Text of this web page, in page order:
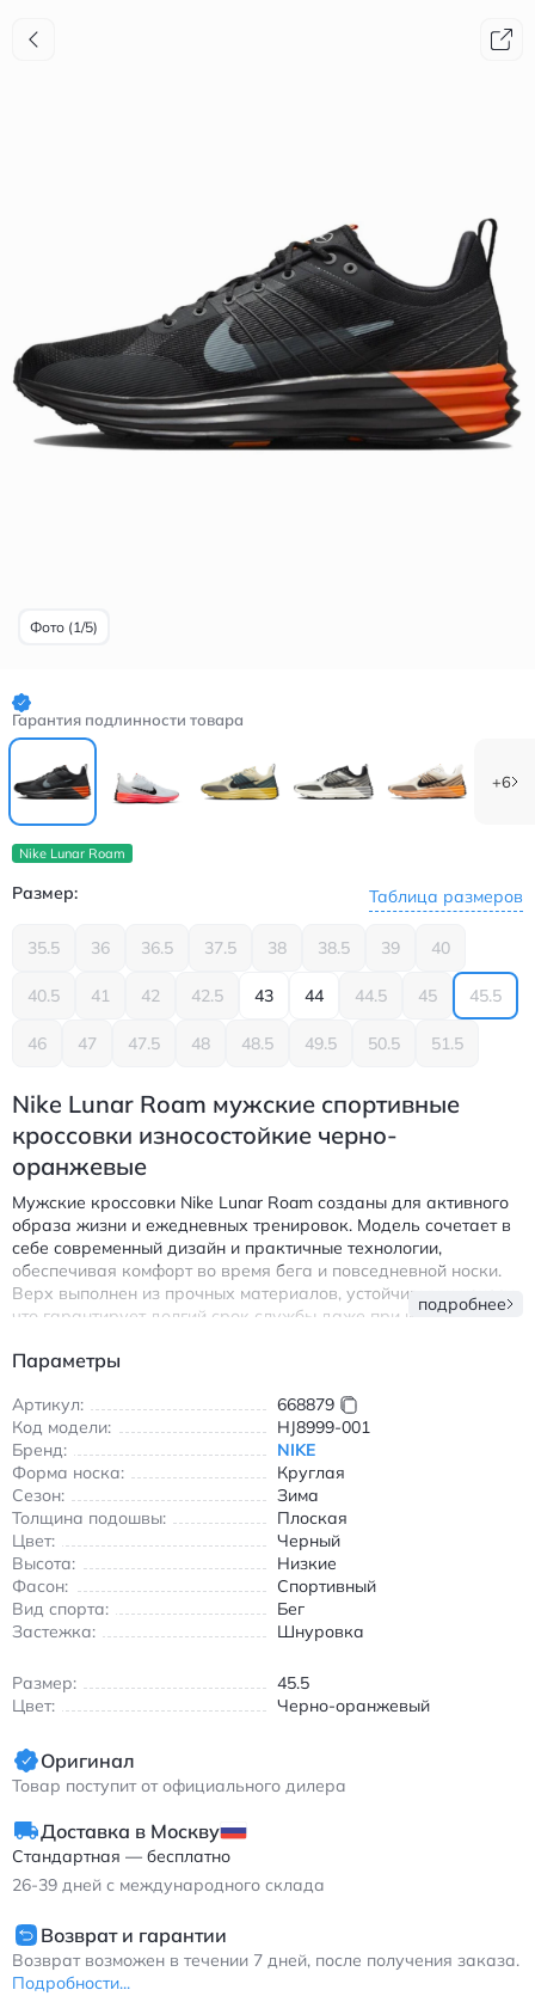
Фото (1/5)
Гарантия подлинности товара
+6
Nike Lunar Roam
Размер: Таблица размеров
35.5 36 36.5 37.5 38 38.5 39 40
40.5 41 42 42.5 43 44 44.5 45 45.5
46 47 47.5 48 48.5 49.5 50.5 51.5
Nike Lunar Roam мужские спортивные
кроссовки износостойкие черно-
оранжевые
Мужские кроссовки Nike Lunar Roam созданы для активного
образа жизни и ежедневных тренировок. Модель сочетает в
себе современный дизайн и практичные технологии,
обеспечивая комфорт во время бега и повседневной носки.
Верх выполнен из прочных материалов, устойчивых к износу,
что гарантирует долгий срок службы даже при интенсивной
Особенности модели:
Дышащая подкладка для оптимальной циркуляции
воздуха
Амортизирующая подошва с противоскользящим
протектором
Круглый носок и классическая шнуровка для надежной
Универсальный черно-оранжевый дизайн, подходящий
под любой спортивный образ
Кроссовки подходят для всех сезонов благодаря
воздействий. Легкая конструкция и анатомическая стелька
обеспечивают естественную амортизацию при каждом шаге,
снижая нагрузку на суставы. Модель идеально вписывается
в гардероб для утренних пробежек, походов в спортзал или
casual-луков в городской среде.
износостойкие черно-оранжевые
подробнее
Параметры
Артикул:
668879
Код модели:
HJ8999-001
Бренд:
NIKE
Форма носка:
Круглая
Сезон:
Зима
Толщина подошвы:
Плоская
Цвет:
Черный
Высота:
Низкие
Фасон:
Спортивный
Вид спорта:
Бег
Застежка:
Шнуровка
Размер:
45.5
Цвет:
Черно-оранжевый
Оригинал
Товар поступит от официального дилера
Доставка в Москву
Стандартная — бесплатно
26-39 дней с международного склада
Возврат и гарантии
Возврат возможен в течении 7 дней, после получения заказа.
Подробности...